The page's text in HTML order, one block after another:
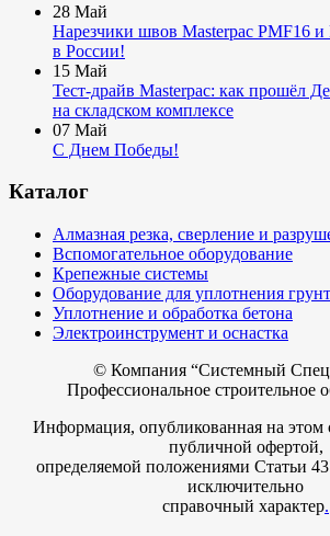
28 Май
Нарезчики швов Masterpac PMF16
в России!
15 Май
Тест-драйв Masterpac: как прошёл
на складском комплексе
07 Май
С Днем Победы!
Каталог
Алмазная резка, сверление и
Вспомогательное оборудование
Крепежные системы
Оборудование для уплотнения
Уплотнение и обработка бетона
Электроинструмент и оснастка
© Компания “Системный
Профессиональное строительное
Информация, опубликованная на этом
публичной офертой,
определяемой положениями Статьи
исключительно
справочный характер.